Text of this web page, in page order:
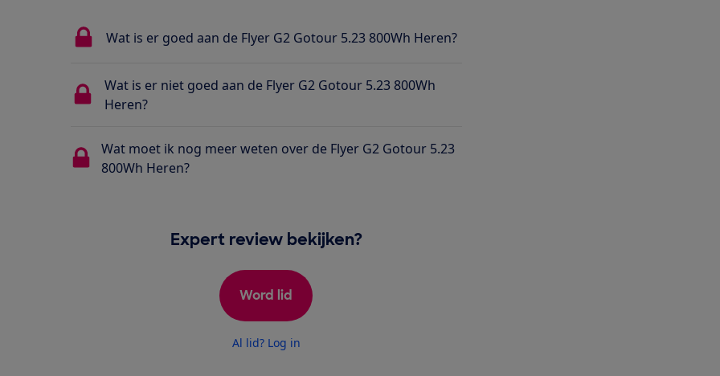
Wat is er goed aan de Flyer G2 Gotour 5.23 800Wh Heren?
Wat is er niet goed aan de Flyer G2 Gotour 5.23 800Wh
Heren?
Wat moet ik nog meer weten over de Flyer G2 Gotour 5.23
800Wh Heren?
Expert review bekijken?
Word lid
Al lid? Log in